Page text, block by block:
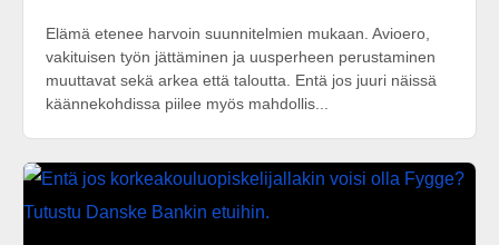
Elämä etenee harvoin suunnitelmien mukaan. Avioero,
vakituisen työn jättäminen ja uusperheen perustaminen
muuttavat sekä arkea että taloutta. Entä jos juuri näissä
käännekohdissa piilee myös mahdollis...